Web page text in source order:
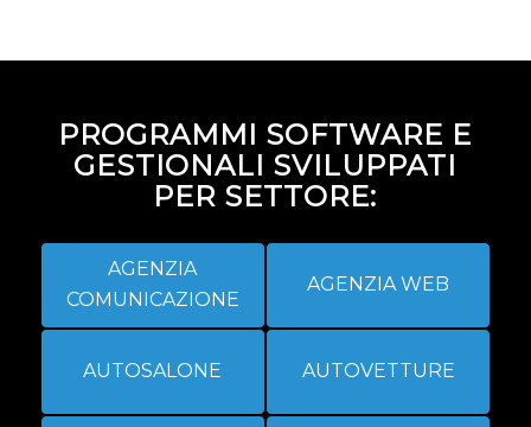
PROGRAMMI SOFTWARE E
GESTIONALI SVILUPPATI
PER SETTORE:
AGENZIA
COMUNICAZIONE
AGENZIA WEB
AUTOSALONE AUTOVETTURE